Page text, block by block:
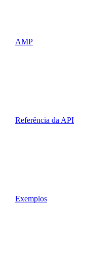
AMP
Referência da API
Exemplos